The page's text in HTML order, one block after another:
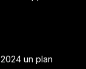
2024un plan